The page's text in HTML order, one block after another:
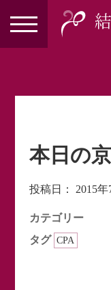
本日の
投稿日： 2015年
カテゴリー
タグ CPA